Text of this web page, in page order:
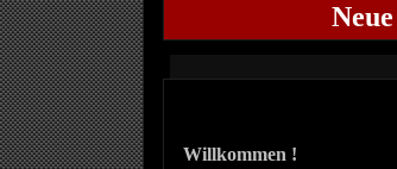
Willkommen !